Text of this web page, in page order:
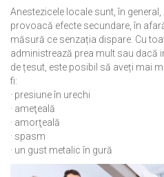
Anestezicele locale sunt, în
provoacă efecte secundare, în
măsură ce senzația dispare. Cu
administrează prea mult sau dacă
de țesut, este posibil să aveți mai
fi:
· presiune în urechi
· ameţeală
· amorţeală
· spasm
· un gust metalic în gură